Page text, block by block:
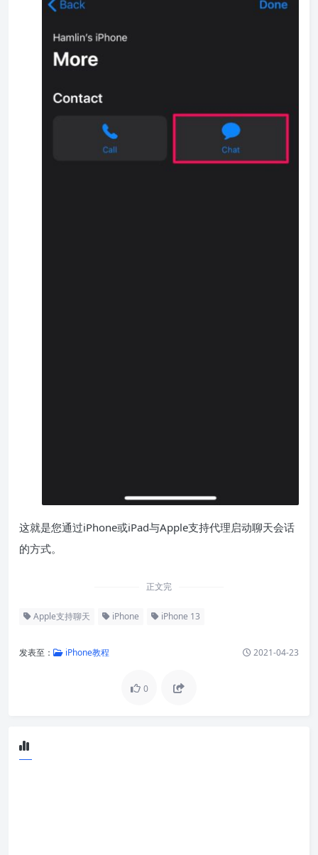
这就是您通过iPhone或iPad与Apple支持代理启动聊天会话
的方式。
正文完
Apple支持聊天 iPhone iPhone 13
发表至： iPhone教程 2021-04-23
0